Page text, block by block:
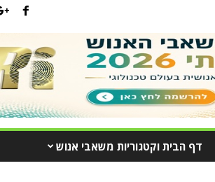
דף הבית וקטגוריות משאבי אנוש